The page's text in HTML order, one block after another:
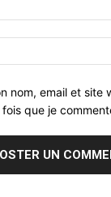
nom, email et site
que je